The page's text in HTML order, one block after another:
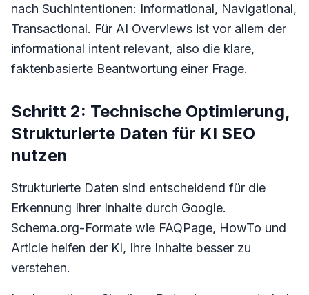
nach Suchintentionen: Informational, Navigational,
Transactional. Für AI Overviews ist vor allem der
informational intent relevant, also die klare,
faktenbasierte Beantwortung einer Frage.
Schritt 2: Technische Optimierung,
Strukturierte Daten für KI SEO
nutzen
Strukturierte Daten sind entscheidend für die
Erkennung Ihrer Inhalte durch Google.
Schema.org-Formate wie FAQPage, HowTo und
Article helfen der KI, Ihre Inhalte besser zu
verstehen.